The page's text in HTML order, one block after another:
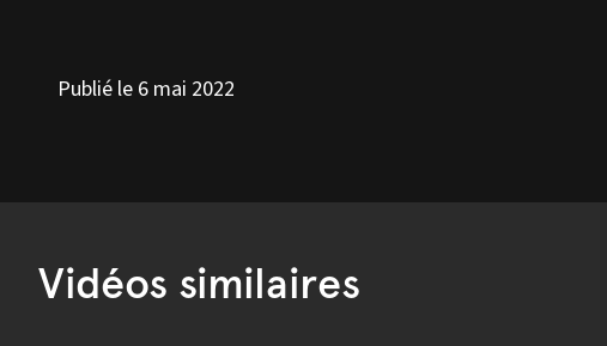
Publié le 6 mai 2022
Vidéos similaires